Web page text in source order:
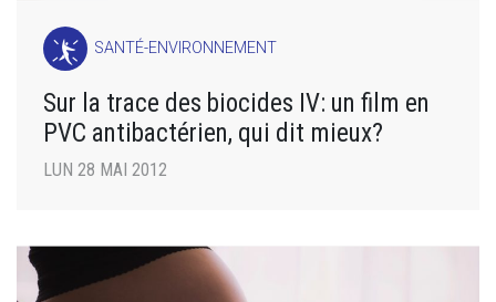
SANTÉ-ENVIRONNEMENT
Sur la trace des biocides IV: un film en
PVC antibactérien, qui dit mieux?
LUN 28 MAI 2012